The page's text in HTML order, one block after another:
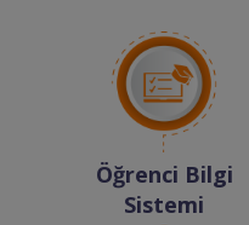
Öğrenci Bilgi
Sistemi